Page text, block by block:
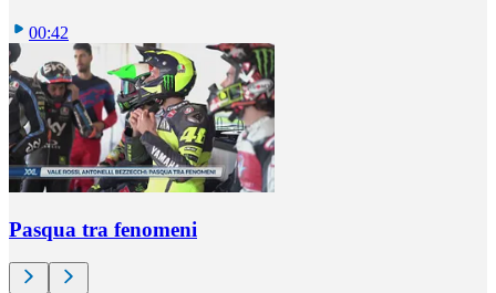
00:42
Pasqua tra fenomeni